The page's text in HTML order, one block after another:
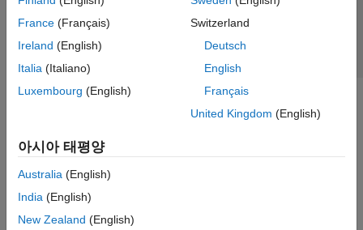
France (Français)
Ireland (English)
Italia (Italiano)
Luxembourg (English)
Switzerland
Deutsch
English
Français
United Kingdom (English)
아시아 태평양
Australia (English)
India (English)
New Zealand (English)